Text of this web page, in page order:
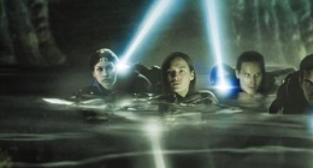
ermordete Leiche eines Mannes.
Zweifel: Mitten unter den Bürgern
Jahren unbehelligt, ein Mörder -
direkt zu Megs Geheimnis.